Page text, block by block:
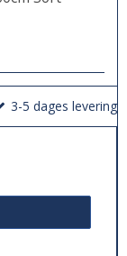
3-5 dages levering